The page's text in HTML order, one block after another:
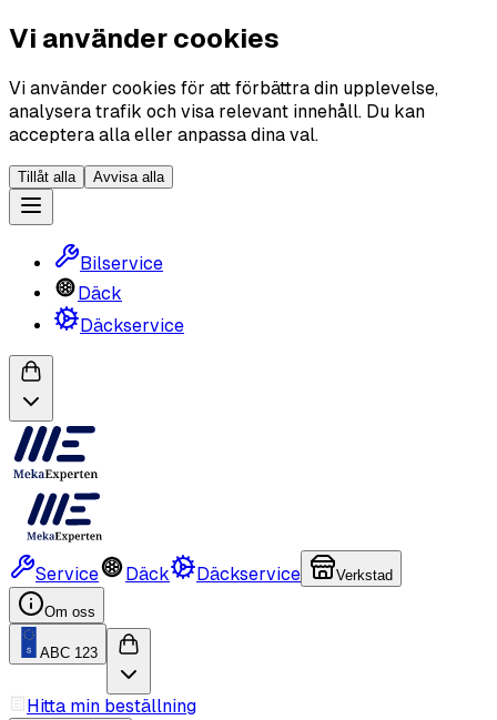
Vi använder cookies
Vi använder cookies för att förbättra din upplevelse,
analysera trafik och visa relevant innehåll. Du kan
acceptera alla eller anpassa dina val.
Tillåt alla Avvisa alla
Bilservice
Däck
Däckservice
Service Däck Däckservice Verkstad
Om oss
ABC 123
Hitta min beställning